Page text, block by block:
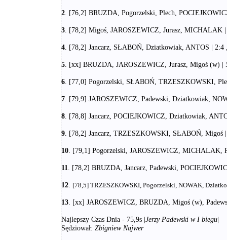
2 . [76,2] BRUZDA, Pogorzelski, Plech,
3 . [78,2] Migoś, JAROSZEWICZ, Jurasz, MICHALAK
4 . [78,2] Jancarz, SŁABOŃ, Dziatkowiak, ANTOS | 2:4
5 . [xx] BRUZDA, JAROSZEWICZ, Jurasz, Migoś (w) |
6 . [77,0] Pogorzelski, SŁABOŃ, TRZESZKOWSKI,
7 . [79,9] JAROSZEWICZ, Padewski, Dziatkowiak,
8 . [78,8] Jancarz, POCIEJKOWICZ, Dziatkowiak,
9 . [78,2] Jancarz, TRZESZKOWSKI, SŁABOŃ, Migoś
10 . [79,1] Pogorzelski, JAROSZEWICZ, MICHALAK,
11 . [78,2] BRUZDA, Jancarz, Padewski,
12 [78,5] TRZESZKOWSKI, Pogorzelski, NOWAK,
13 . [xx] JAROSZEWICZ, BRUZDA, Migoś (w),
Najlepszy Czas Dnia - 75,9s |Jerzy Padewski w I biegu|
Sędziował: Zbigniew Najwer